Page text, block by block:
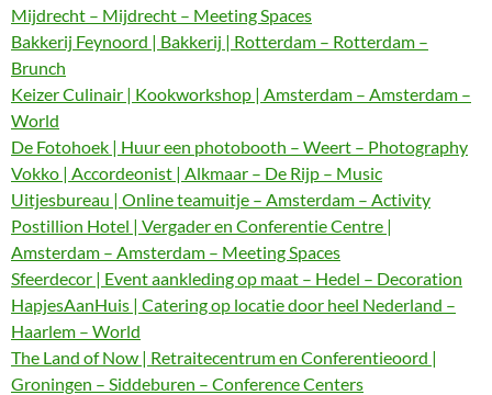
Mijdrecht – Mijdrecht – Meeting Spaces
Bakkerij Feynoord | Bakkerij | Rotterdam – Rotterdam –
Brunch
Keizer Culinair | Kookworkshop | Amsterdam – Amsterdam –
World
De Fotohoek | Huur een photobooth – Weert – Photography
Vokko | Accordeonist | Alkmaar – De Rijp – Music
Uitjesbureau | Online teamuitje – Amsterdam – Activity
Postillion Hotel | Vergader en Conferentie Centre |
Amsterdam – Amsterdam – Meeting Spaces
Sfeerdecor | Event aankleding op maat – Hedel – Decoration
HapjesAanHuis | Catering op locatie door heel Nederland –
Haarlem – World
The Land of Now | Retraitecentrum en Conferentieoord |
Groningen – Siddeburen – Conference Centers